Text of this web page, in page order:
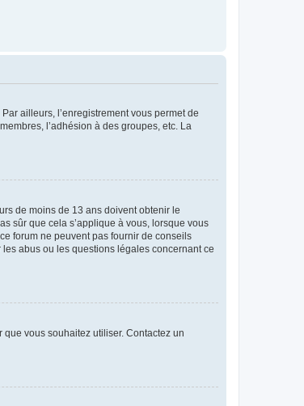
ailleurs, l’enregistrement vous permet de
l’adhésion à des groupes, etc. La
de moins de 13 ans doivent obtenir le
sûr que cela s’applique à vous, lorsque vous
forum ne peuvent pas fournir de conseils
abus ou les questions légales concernant ce
que vous souhaitez utiliser. Contactez un